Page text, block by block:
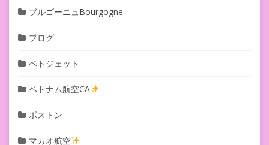
ブルゴーニュBourgogne
ブログ
ベトジェット
ベトナム航空CA
ボストン
マカオ航空